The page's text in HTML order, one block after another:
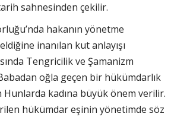
sahnesinden çekilir.
hakanın yönetme
inanılan kut anlayışı
Tengricilik ve Şamanizm
Babadan oğla geçen bir hükümdarlık
Hunlarda kadına büyük önem verilir.
hükümdar eşinin yönetimde söz